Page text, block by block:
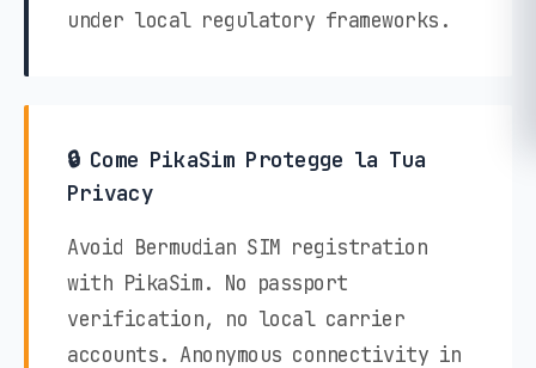
under local regulatory frameworks.
🔒 Come PikaSim Protegge la Tua
Privacy
Avoid Bermudian SIM registration
with PikaSim. No passport
verification, no local carrier
accounts. Anonymous connectivity in